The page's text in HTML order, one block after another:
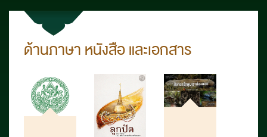
ด้านภาษา หนังสือ และเอกสาร